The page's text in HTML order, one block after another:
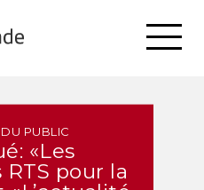
PUBLIC
«Les
pour la